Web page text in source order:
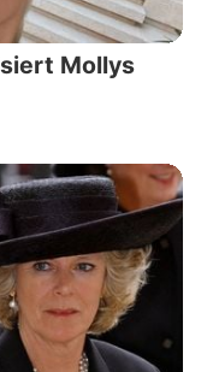
Mollys